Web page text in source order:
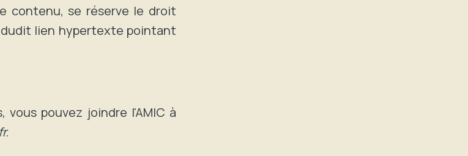
contenu, se réserve le droit
lien hypertexte pointant
vous pouvez joindre l'AMIC à